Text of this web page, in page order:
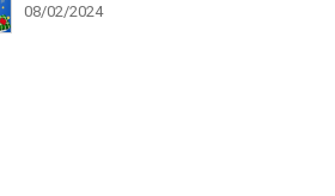
08/02/2024